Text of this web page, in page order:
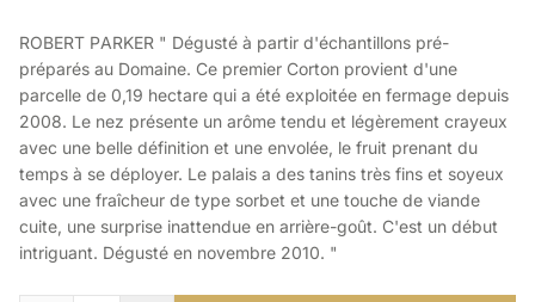
ROBERT PARKER " Dégusté à partir d'échantillons pré-
préparés au Domaine. Ce premier Corton provient d'une
parcelle de 0,19 hectare qui a été exploitée en fermage depuis
2008. Le nez présente un arôme tendu et légèrement crayeux
avec une belle définition et une envolée, le fruit prenant du
temps à se déployer. Le palais a des tanins très fins et soyeux
avec une fraîcheur de type sorbet et une touche de viande
cuite, une surprise inattendue en arrière-goût. C'est un début
intriguant. Dégusté en novembre 2010. "